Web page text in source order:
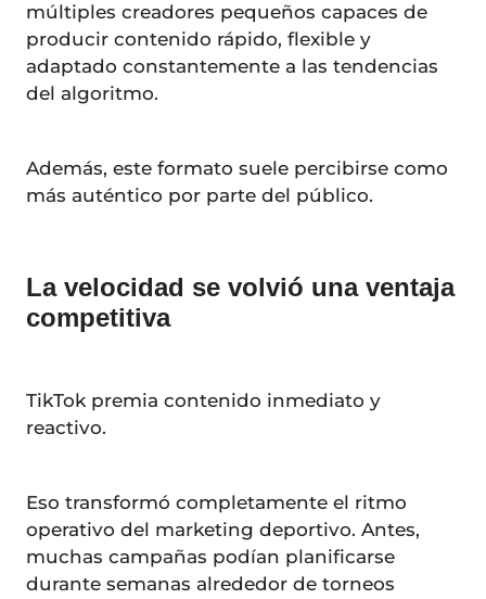
múltiples creadores pequeños capaces de
producir contenido rápido, flexible y
adaptado constantemente a las tendencias
del algoritmo.
Además, este formato suele percibirse como
más auténtico por parte del público.
La velocidad se volvió una ventaja
competitiva
TikTok premia contenido inmediato y
reactivo.
Eso transformó completamente el ritmo
operativo del marketing deportivo. Antes,
muchas campañas podían planificarse
durante semanas alrededor de torneos